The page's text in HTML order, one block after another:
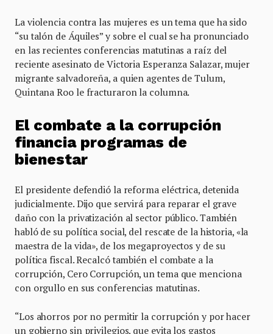
La violencia contra las mujeres es un tema que ha sido
“su talón de Áquiles” y sobre el cual se ha pronunciado
en las recientes conferencias matutinas a raíz del
reciente asesinato de Victoria Esperanza Salazar, mujer
migrante salvadoreña, a quien agentes de Tulum,
Quintana Roo le fracturaron la columna.
El combate a la corrupción
financia programas de
bienestar
El presidente defendió la reforma eléctrica, detenida
judicialmente. Dijo que servirá para reparar el grave
daño con la privatización al sector público. También
habló de su política social, del rescate de la historia, «la
maestra de la vida», de los megaproyectos y de su
política fiscal. Recalcó también el combate a la
corrupción, Cero Corrupción, un tema que menciona
con orgullo en sus conferencias matutinas.
“Los ahorros por no permitir la corrupción y por hacer
un gobierno sin privilegios, que evita los gastos